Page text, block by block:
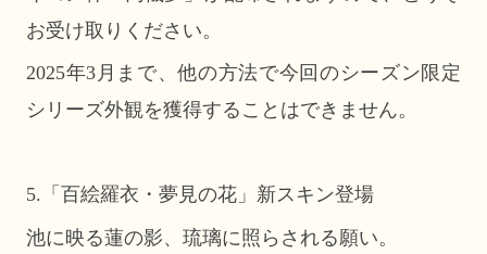
お受け取りください。
2025年3月まで、他の方法で今回のシーズン限定
シリーズ外観を獲得することはできません。
5.「百絵羅衣・夢見の花」新スキン登場
池に映る蓮の影、琉璃に照らされる願い。